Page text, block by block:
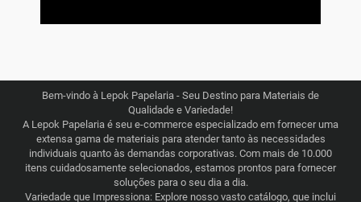
Bem-vindo à Lepok Papelaria - Seu Destino para Materiais de
Qualidade e Variedade!
A Lepok Papelaria é seu e-commerce especializado em fornecer uma
extensa gama de materiais para atender tanto às necessidades
individuais quanto às demandas corporativas. Com mais de 10.000
itens cuidadosamente selecionados, estamos prontos para fornecer
soluções para o seu dia a dia.
Variedade que Impressiona: Explore nosso vasto catálogo, que inclui